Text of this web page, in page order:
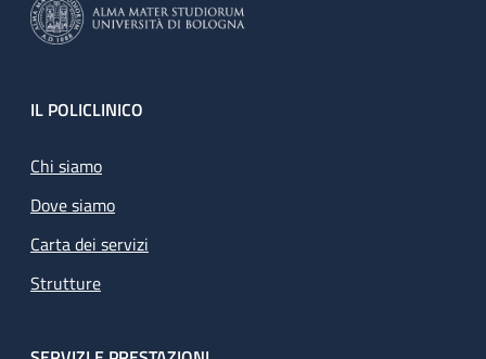
Footer
IL POLICLINICO
Chi siamo
Dove siamo
Carta dei servizi
Strutture